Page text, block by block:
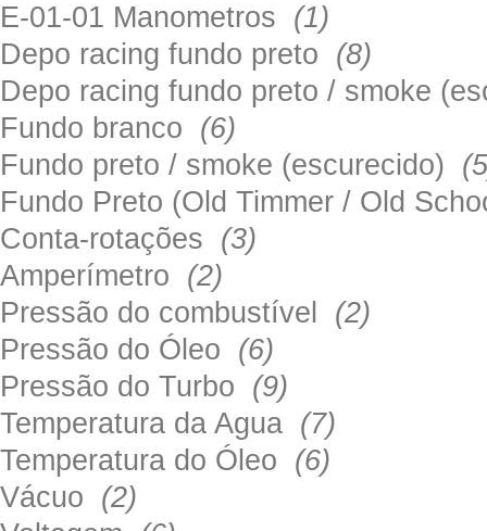
E-01-01 Manometros (1)
Depo racing fundo preto (8)
Depo racing fundo preto / smoke
Fundo branco (6)
Fundo preto / smoke (escurecido)
Fundo Preto (Old Timmer / Old
Conta-rotações (3)
Amperímetro (2)
Pressão do combustível (2)
Pressão do Óleo (6)
Pressão do Turbo (9)
Temperatura da Agua (7)
Temperatura do Óleo (6)
Vácuo (2)